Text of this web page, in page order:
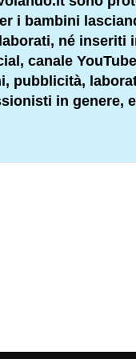
i bambini
né inseriti
canale
pubblicità,
in genere,